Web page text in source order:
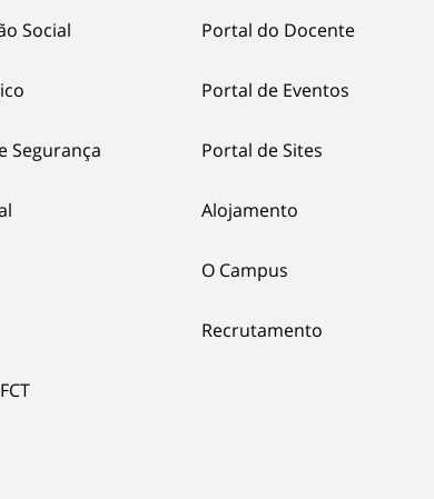
Social
Segurança
Portal do Docente
Portal de Eventos
Portal de Sites
Alojamento
O Campus
Recrutamento